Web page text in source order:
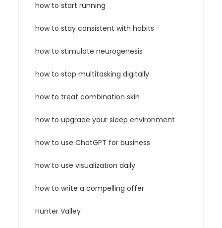
how to start running
how to stay consistent with habits
how to stimulate neurogenesis
how to stop multitasking digitally
how to treat combination skin
how to upgrade your sleep environment
how to use ChatGPT for business
how to use visualization daily
how to write a compelling offer
Hunter Valley